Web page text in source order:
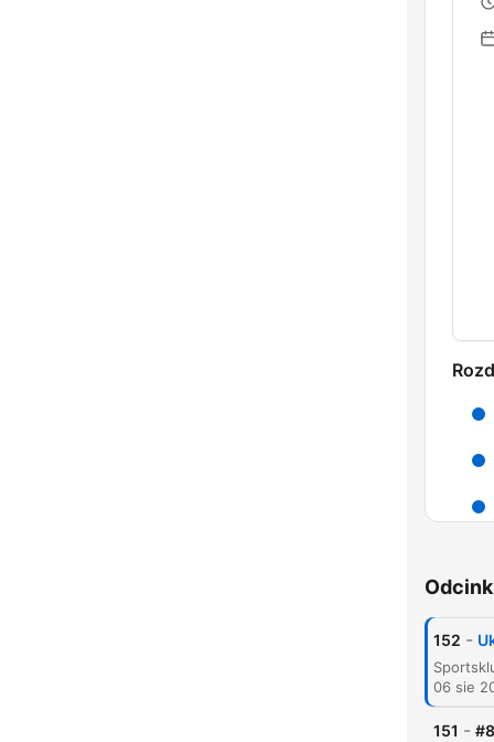
152 -
06 sie
151 -